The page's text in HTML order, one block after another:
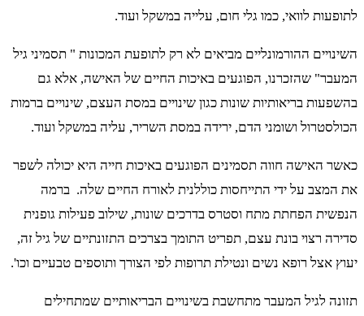
לתופעות לוואי, כמו גלי חום, עלייה במשקל ועוד.
השינויים ההורמונליים מביאים לא רק לתופעת המכונות " תסמיני גיל
המעבר" שהזכרנו, הפוגעים באיכות החיים של האישה, אלא גם
בהשפעות בריאותיות שונות כגון שינויים במסת העצם, שינויים ברמות
הכולסטרול ושומני הדם, ירידה במסת השריר, עליה במשקל ועוד.
כאשר האישה חווה תסמינים הפוגעים באיכות חייה היא יכולה לשפר
את המצב על ידי התייחסות כוללנית לאורח החיים שלה. ברמה
הנפשית הפחתת מתח וסטרס בדרכים שונות, שילוב פעילות גופנית
סדירה רצוי בונת עצם, תפריט התומך בצרכים התזונתיים של גיל זה,
יעוץ אצל רופא נשים ונטילת תרופות לפי הצורך ותוספים טבעיים וכו'.
תזונה לגיל המעבר מתחשבת בשינויים הבריאותיים שמתחילים